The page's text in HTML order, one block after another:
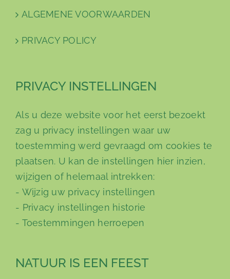
ALGEMENE VOORWAARDEN
PRIVACY POLICY
PRIVACY INSTELLINGEN
Als u deze website voor het eerst bezoekt
zag u privacy instellingen waar uw
toestemming werd gevraagd om cookies te
plaatsen. U kan de instellingen hier inzien,
wijzigen of helemaal intrekken:
- Wijzig uw privacy instellingen
- Privacy instellingen historie
- Toestemmingen herroepen
NATUUR IS EEN FEEST